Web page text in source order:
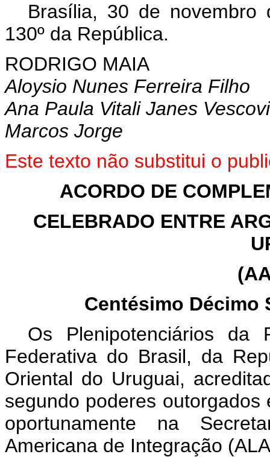
Brasília, 30 de novembro
130º da República.
RODRIGO MAIA
Aloysio Nunes Ferreira Filho
Ana Paula Vitali Janes Vescovi
Marcos Jorge
Este texto não substitui o
ACORDO DE
CELEBRADO ENTRE
Centésimo
Os Plenipotenciários da
Federativa do Brasil, da
Oriental do Uruguai,
segundo poderes
oportunamente na
Americana de Integração